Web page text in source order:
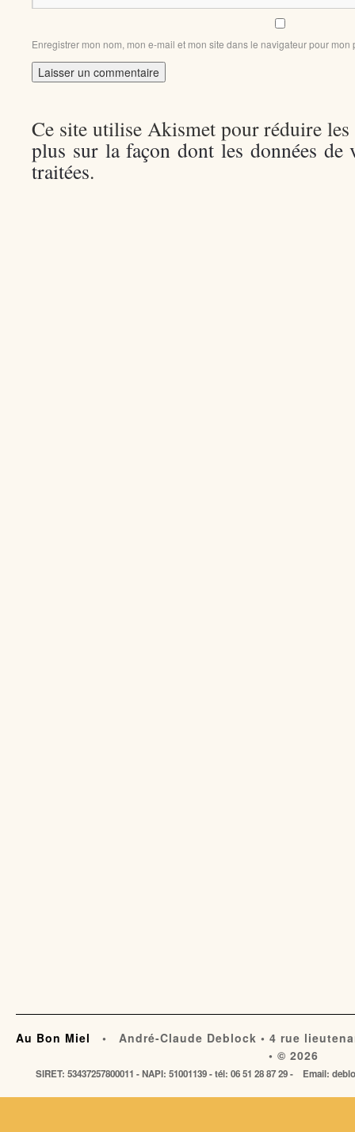
Enregistrer mon nom, mon e-mail et mon site dans le navigateur pour
Ce site utilise Akismet pour réduire
plus sur la façon dont les données de
traitées.
Au Bon Miel
• André-Claude Deblock • 4 rue
• © 2026
SIRET: 53437257800011 - NAPI: 51001139 - tél: 06 51 28 87 29 - Email: